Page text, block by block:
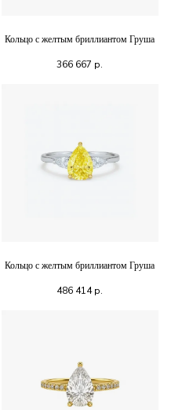
Кольцо с желтым бриллиантом Груша
366 667 р.
Кольцо с желтым бриллиантом Груша
486 414р.